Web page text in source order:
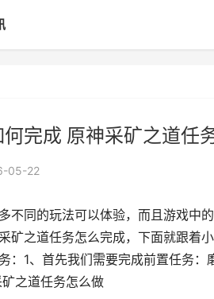
完成 原神采矿之道任
05-22
不同的玩法可以体验，而且游戏中
矿之道任务怎么完成，下面就跟着
：1、首先我们需要完成前置任务
之道任务怎么做